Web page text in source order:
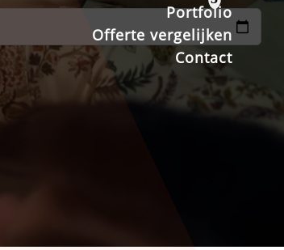
Portfolio
Offerte vergelijken
Contact